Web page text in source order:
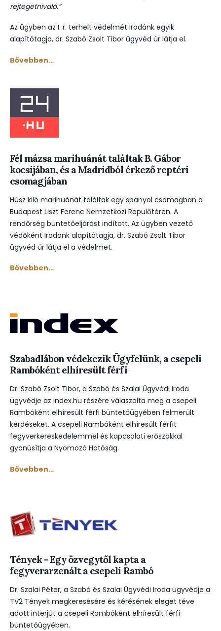
rejtegetnivaló.”
Az ügyben az I. r. terhelt védelmét Irodánk egyik
alapítótagja, dr. Szabó Zsolt Tibor ügyvéd úr látja el.
Bővebben…
Fél mázsa marihuánát találtak B. Gábor
kocsijában, és a Madridból érkező reptéri
csomagjában
Húsz kiló marihuánát találtak egy spanyol csomagban a
Budapest Liszt Ferenc Nemzetközi Repülőtéren. A
rendőrség büntetőeljárást indított. Az ügyben vezető
védőként Irodánk alapítótagja, dr. Szabó Zsolt Tibor
ügyvéd úr látja el a védelmet.
Bővebben…
Szabadlábon védekezik Ügyfelünk, a csepeli
Rambóként elhíresült férfi
Dr. Szabó Zsolt Tibor, a Szabó és Szalai Ügyvédi Iroda
ügyvédje az index.hu részére válaszolta meg a csepeli
Rambóként elhíresült férfi büntetőügyében felmerült
kérdéseket. A csepeli Rambóként elhíresült férfit
fegyverkereskedelemmel és kapcsolati erőszakkal
gyanúsítja a Nyomozó Hatóság.
Bővebben…
Tények - Egy özvegytől kapta a
fegyverarzenált a csepeli Rambó
Dr. Szalai Péter, a Szabó és Szalai Ügyvédi Iroda ügyvédje a
TV2 Tények megkeresésére és kérésének eleget téve
adott interjút a csepeli Rambóként elhíresült férfi
büntetőügyében.